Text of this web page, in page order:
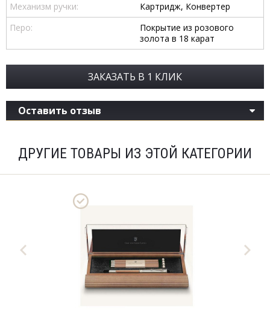
Механизм ручки:
Картридж, Конвертер
Перо:
Покрытие из розового
золота в 18 карат
ЗАКАЗАТЬ В 1 КЛИК
Оставить отзыв
ДРУГИЕ ТОВАРЫ ИЗ ЭТОЙ КАТЕГОРИИ